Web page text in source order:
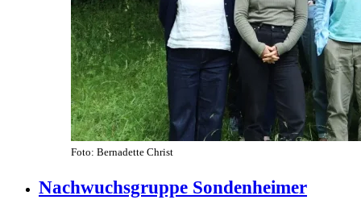
Foto: Bernadette Christ
Nachwuchsgruppe Sondenheimer